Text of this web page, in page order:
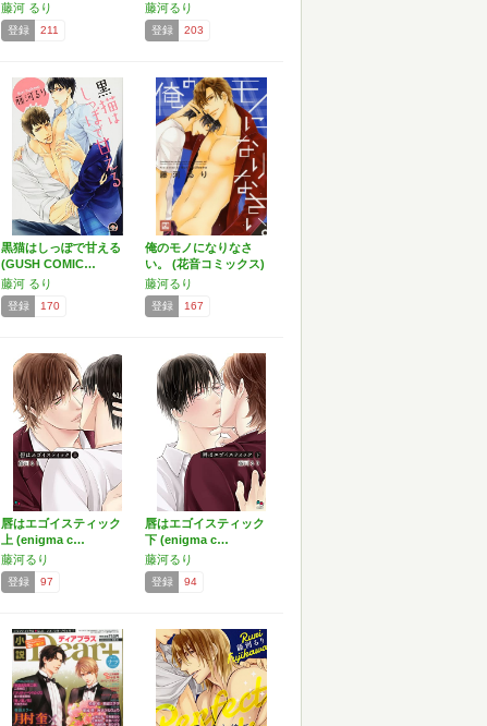
藤河 るり
登録 211
ス)
藤河るり
登録 203
黒猫はしっぽで甘える
(GUSH COMIC…
藤河 るり
登録 170
俺のモノになりなさ
い。 (花音コミックス)
藤河るり
登録 167
唇はエゴイスティック
上 (enigma c…
藤河るり
登録 97
唇はエゴイスティック
下 (enigma c…
藤河るり
登録 94